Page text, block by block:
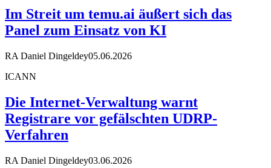
Im Streit um temu.ai äußert sich das
Panel zum Einsatz von KI
RA Daniel Dingeldey05.06.2026
ICANN
Die Internet-Verwaltung warnt
Registrare vor gefälschten UDRP-
Verfahren
RA Daniel Dingeldey03.06.2026